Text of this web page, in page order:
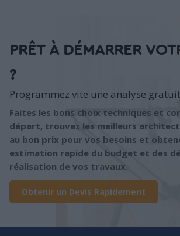
PRÊT À DÉMARRER
?
Programmez vite une analyse
Faites les bons choix techniques et
départ, trouvez les meilleurs
au bon prix pour vos besoins et
estimation rapide du budget et des
réalisation de vos travaux.
Obtenir un Devis Rapidement